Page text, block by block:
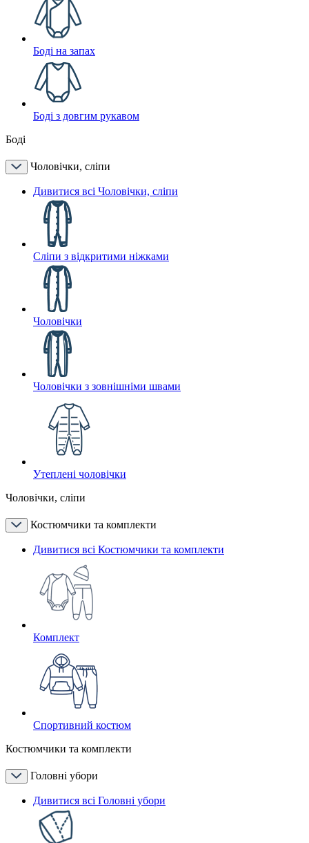
Боді на запах
Боді з довгим рукавом
Боді
Чоловічки, сліпи
Дивитися всі Чоловічки, сліпи
Сліпи з відкритими ніжками
Чоловічки
Чоловічки з зовнішніми швами
Утеплені чоловічки
Чоловічки, сліпи
Костюмчики та комплекти
Дивитися всі Костюмчики та комплекти
Комплект
Спортивний костюм
Костюмчики та комплекти
Головні убори
Дивитися всі Головні убори